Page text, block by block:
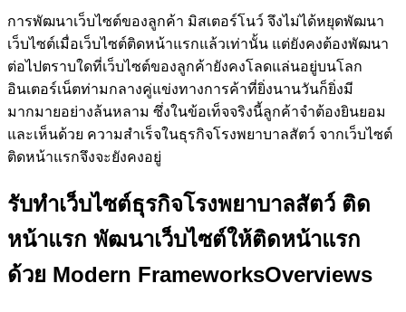
การพัฒนาเว็บไซต์ของลูกค้า มิสเตอร์โนว์ จึงไม่ได้หยุดพัฒนา
เว็บไซต์เมื่อเว็บไซต์ติดหน้าแรกแล้วเท่านั้น แต่ยังคงต้องพัฒนา
ต่อไปตราบใดที่เว็บไซต์ของลูกค้ายังคงโลดแล่นอยู่บนโลก
อินเตอร์เน็ตท่ามกลางคู่แข่งทางการค้าที่ยิ่งนานวันก็ยิ่งมี
มากมายอย่างล้นหลาม ซึ่งในข้อเท็จจริงนี้ลูกค้าจำต้องยินยอม
และเห็นด้วย ความสำเร็จในธุรกิจโรงพยาบาลสัตว์ จากเว็บไซต์
ติดหน้าแรกจึงจะยังคงอยู่
รับทำเว็บไซต์ธุรกิจโรงพยาบาลสัตว์ ติด
หน้าแรก พัฒนาเว็บไซต์ให้ติดหน้าแรก
ด้วย Modern FrameworksOverviews